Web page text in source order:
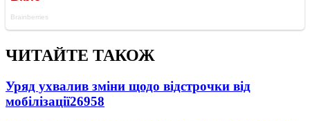
ЧИТАЙТЕ ТАКОЖ
Уряд ухвалив зміни щодо відстрочки від
мобілізації26958